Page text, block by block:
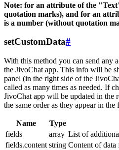
Note: for an attribute of the
quotation marks), and for an
is a number (without quotation
setCustomData#
With this method you can send any
the JivoChat app. This info will be
panel (in the right side of the
called as many times as needed. If
JivoChat app will be updated in the
the same order as they appear in the
Name Type
fields
array List of
fields.content string Content of data